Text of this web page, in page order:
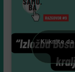
Kliknite